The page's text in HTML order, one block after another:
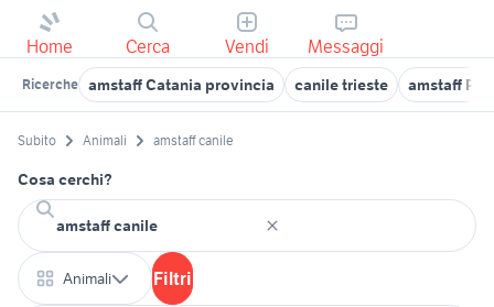
Home Cerca Vendi Messaggi
Ricerche amstaff Catania provincia canile trieste amstaff
Subito Animali amstaff canile
Cosa cerchi?
Animali Filtri